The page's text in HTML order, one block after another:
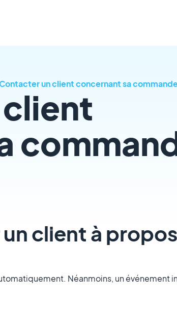
un client concernant sa
client à
Néanmoins, un événement